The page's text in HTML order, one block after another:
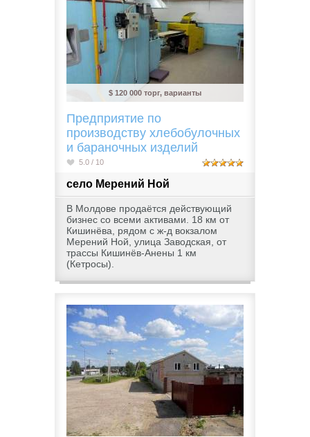
$ 120 000 торг, варианты
Предприятие по
производству хлебобулочных
и бараночных изделий
5.0 / 10
село Мерений Ной
В Молдове продаётся действующий
бизнес со всеми активами. 18 км от
Кишинёва, рядом с ж-д вокзалом
Мерений Ной, улица Заводская, от
трассы Кишинёв-Анены 1 км
(Кетросы).